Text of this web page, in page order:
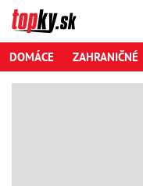
DOMÁCE ZAHRANIČNÉ